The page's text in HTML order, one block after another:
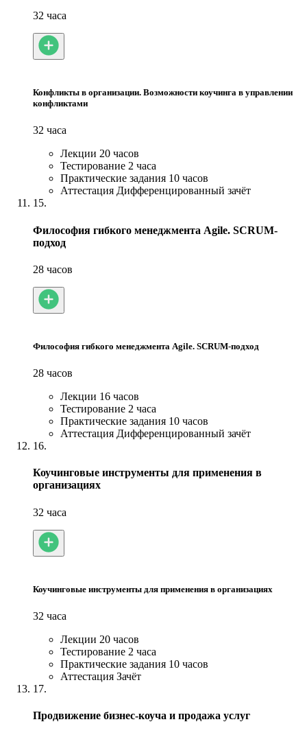
32 часа
Конфликты в организации. Возможности коучинга в управлении
конфликтами
32 часа
Лекции 20 часов
Тестирование 2 часа
Практические задания 10 часов
Аттестация Дифференцированный зачёт
15.
Философия гибкого менеджмента Agile. SCRUM-
подход
28 часов
Философия гибкого менеджмента Agile. SCRUM-подход
28 часов
Лекции 16 часов
Тестирование 2 часа
Практические задания 10 часов
Аттестация Дифференцированный зачёт
16.
Коучинговые инструменты для применения в
организациях
32 часа
Коучинговые инструменты для применения в организациях
32 часа
Лекции 20 часов
Тестирование 2 часа
Практические задания 10 часов
Аттестация Зачёт
17.
Продвижение бизнес-коуча и продажа услуг